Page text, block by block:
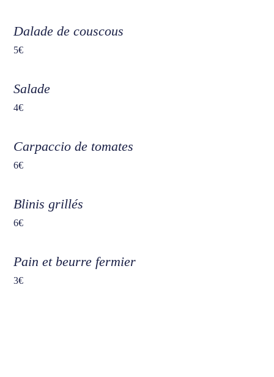
Dalade de couscous
5€
Salade
4€
Carpaccio de tomates
6€
Blinis grillés
6€
Pain et beurre fermier
3€